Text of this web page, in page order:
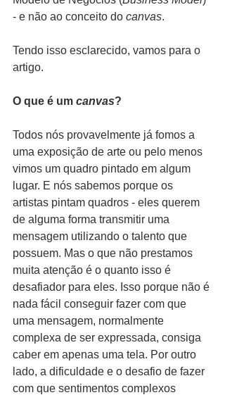
- e não ao conceito do canvas.
Tendo isso esclarecido, vamos para o
artigo.
O que é um canvas?
Todos nós provavelmente já fomos a
uma exposição de arte ou pelo menos
vimos um quadro pintado em algum
lugar. E nós sabemos porque os
artistas pintam quadros - eles querem
de alguma forma transmitir uma
mensagem utilizando o talento que
possuem. Mas o que não prestamos
muita atenção é o quanto isso é
desafiador para eles. Isso porque não é
nada fácil conseguir fazer com que
uma mensagem, normalmente
complexa de ser expressada, consiga
caber em apenas uma tela. Por outro
lado, a dificuldade e o desafio de fazer
com que sentimentos complexos